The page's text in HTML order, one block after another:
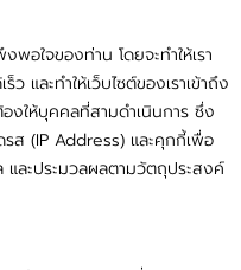
พอใจของท่าน โดยจะทำให้เรา
ว และทำให้เว็บไซต์ของเราเข้าถึง
งให้บุคคลที่สามดำเนินการ ซึ่ง
รส (IP Address) และคุกกี้เพื่อ
และประมวลผลตามวัตถุประสงค์